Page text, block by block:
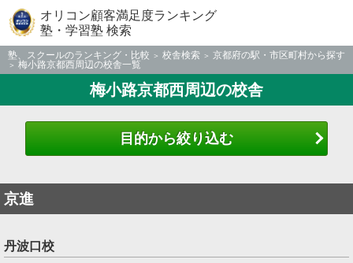
オリコン顧客満足度ランキング
塾・学習塾 検索
塾、スクールのランキング・比較 校舎検索
京都府の駅・市区町村から探す
梅小路京都西周辺の校舎一覧
梅小路京都西周辺の校舎
目的から絞り込む
京進
丹波口校